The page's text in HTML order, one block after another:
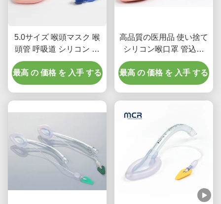
5.0サイズ 喉頭マスク 喉
頭管 呼吸道 シリコン 大
人の用
最高 の 価格 を 入手 する
高品質の医用品 使い捨て
シリコン喉口罩 管込み
LMAチュービング
最高 の 価格 を 入手 する